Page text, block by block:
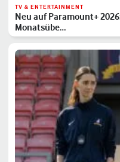
TV & ENTERTAINMENT
Neu auf Paramount+
Monatsübe…